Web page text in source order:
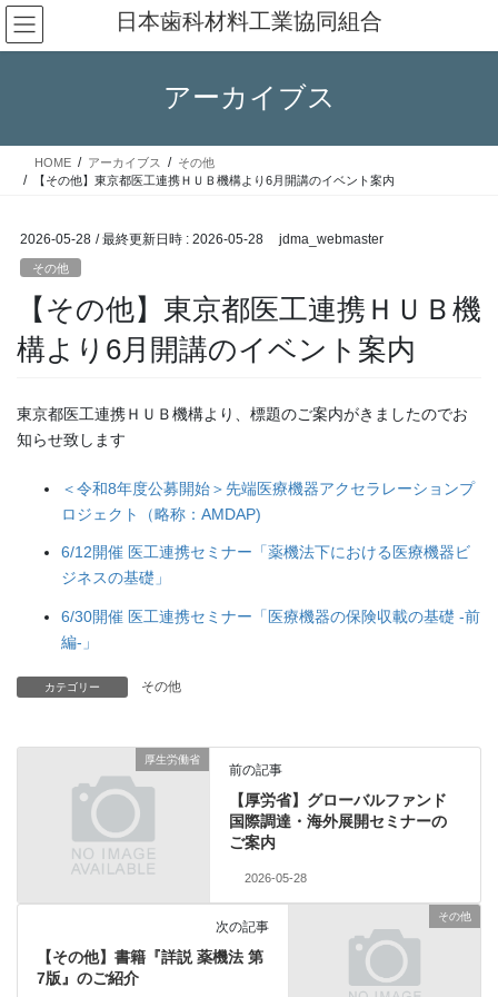
コ
ン
テ
ス
ナ
ビ
ゲ
ン
日本歯科材料工業協同組合
アーカイブス
HOME アーカイブス
その他
【その他】東京都医工連携ＨＵＢ機構より6月開講のイベント案内
2026-05-28 / 最終更新日時 : 2026-05-28 jdma_webmaster
その他
【その他】東京都医工連携ＨＵＢ機
構より6月開講のイベント案内
東京都医工連携ＨＵＢ機構より、標題のご案内がきましたのでお
知らせ致します
＜令和8年度公募開始＞先端医療機器アクセラレーションプ
ロジェクト（略称：AMDAP)
6/12開催 医工連携セミナー「薬機法下における医療機器ビ
ジネスの基礎」
6/30開催 医工連携セミナー「医療機器の保険収載の基礎 -前
編-」
カテゴリー その他
厚生労働省
前の記事
【厚労省】グローバルファンド
国際調達・海外展開セミナーの
ご案内
2026-05-28
その他
次の記事
【その他】書籍『詳説 薬機法 第
7版』のご紹介